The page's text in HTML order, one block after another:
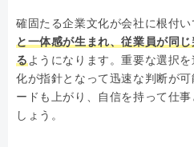
確固たる企業文化が会社に根付い
と一体感が生まれ、従業員が同
るようになります。重要な選択
化が指針となって迅速な判断が
ードも上がり、自信を持って仕
しょう。